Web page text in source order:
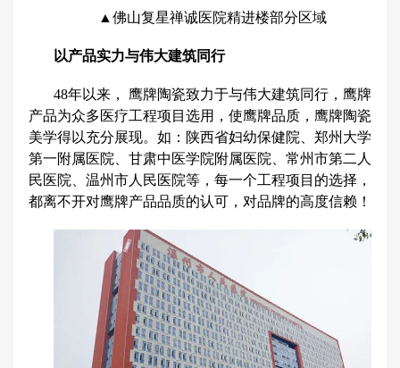
▲佛山复星禅诚医院精进楼部分区域
以产品实力与伟大建筑同行
48年以来， 鹰牌陶瓷致力于与伟大建筑同行，鹰牌
产品为众多医疗工程项目选用，使鹰牌品质，鹰牌陶瓷
美学得以充分展现。如：陕西省妇幼保健院、郑州大学
第一附属医院、甘肃中医学院附属医院、常州市第二人
民医院、温州市人民医院等，每一个工程项目的选择，
都离不开对鹰牌产品品质的认可，对品牌的高度信赖！